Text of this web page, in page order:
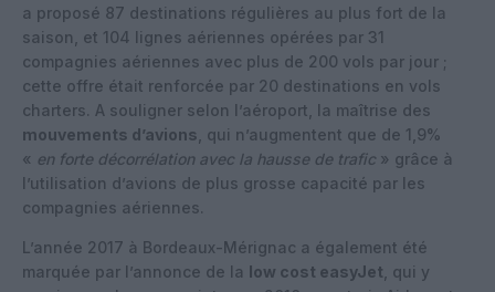
a proposé 87 destinations régulières au plus fort de la
saison, et 104 lignes aériennes opérées par 31
compagnies aériennes avec plus de 200 vols par jour ;
cette offre était renforcée par 20 destinations en vols
charters. A souligner selon l’aéroport, la maîtrise des
mouvements d’avions , qui n’augmentent que de 1,9%
« en forte décorrélation avec la hausse de trafic » grâce à
l’utilisation d’avions de plus grosse capacité par les
compagnies aériennes.
L’année 2017 à Bordeaux-Mérignac a également été
marquée par l’annonce de la low cost easyJet , qui y